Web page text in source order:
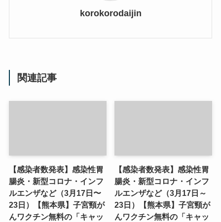
korokorodaijin
関連記事
【感染者数発表】感染性胃
腸炎・新型コロナ・インフ
ルエンザなど（3月17日〜
23日）【熊本県】子宮頸が
んワクチン無料の「キャッ
【感染者数発表】感染性胃
腸炎・新型コロナ・インフ
ルエンザなど（3月17日～
23日）【熊本県】子宮頸が
んワクチン無料の「キャッ